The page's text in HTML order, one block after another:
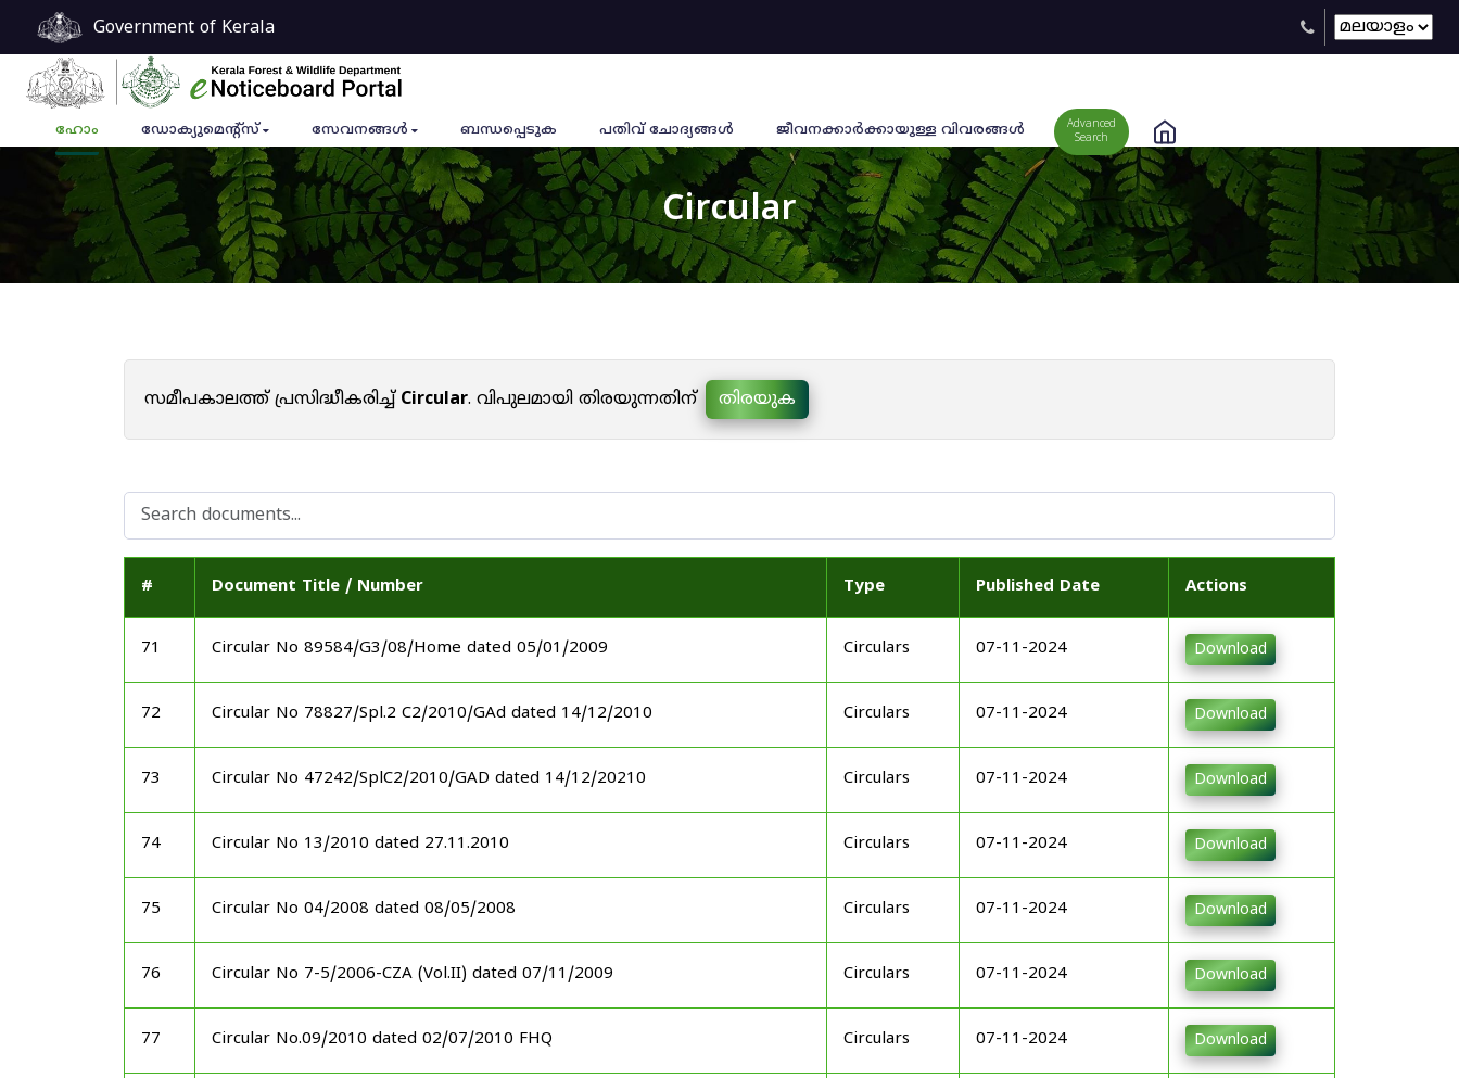
Government of Kerala
ഹോം ഡോക്യുമെൻ്റ്സ് സേവനങ്ങൾ ബന്ധപ്പെടുക പതിവ് ചോദ്യങ്ങൾ ജീവനക്കാര്‍ക്കായുള്ള വിവരങ്ങള്‍
Advanced
Search
Circular
സമീപകാലത്ത് പ്രസിദ്ധീകരിച്ച്Circular. വിപുലമായി തിരയുന്നതിന് തിരയുക
# Document Title / Number Type Published Date Actions
71 Circular No 89584/G3/08/Home dated 05/01/2009 Circulars 07-11-2024 Download
72 Circular No 78827/Spl.2 C2/2010/GAd dated 14/12/2010 Circulars 07-11-2024 Download
73 Circular No 47242/SplC2/2010/GAD dated 14/12/20210 Circulars 07-11-2024 Download
74 Circular No 13/2010 dated 27.11.2010 Circulars 07-11-2024 Download
75 Circular No 04/2008 dated 08/05/2008 Circulars 07-11-2024 Download
76 Circular No 7-5/2006-CZA (Vol.II) dated 07/11/2009 Circulars 07-11-2024 Download
77 Circular No.09/2010 dated 02/07/2010 FHQ Circulars 07-11-2024 Download